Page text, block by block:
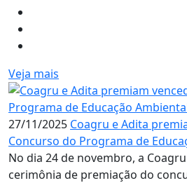
Veja mais
27/11/2025 Coagru e Adita
Concurso do Programa de
No dia 24 de novembro, a
cerimônia de premiação do